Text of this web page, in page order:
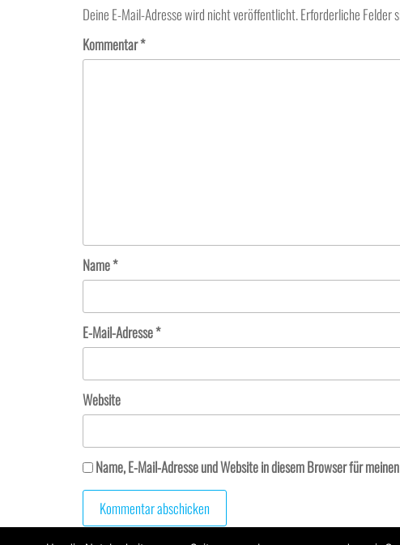
Deine E-Mail-Adresse wird nicht veröffentlicht.Erforderliche Felder
Kommentar*
Name*
E-Mail-Adresse*
Website
Name, E-Mail-Adresse und Website in diesem Browser für